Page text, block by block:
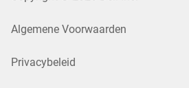
Algemene Voorwaarden
Privacybeleid